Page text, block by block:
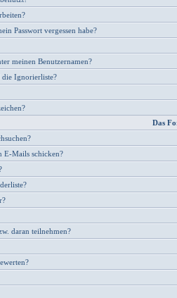
Passwort vergessen habe?
meinen Benutzernamen?
die Ignorierliste?
Das
E-Mails schicken?
daran teilnehmen?